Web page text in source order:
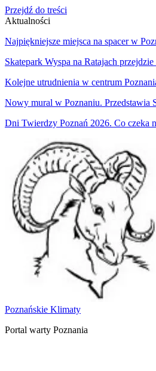
Przejdź do treści
Aktualności
Najpiękniejsze miejsca na spacer w
Skatepark Wyspa na Ratajach
Kolejne utrudnienia w centrum
Nowy mural w Poznaniu. Przedstawia
Dni Twierdzy Poznań 2026. Co czeka
Poznańskie Klimaty
Portal warty Poznania